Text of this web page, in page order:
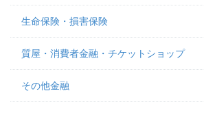
生命保険・損害保険
質屋・消費者金融・チケットショップ
その他金融